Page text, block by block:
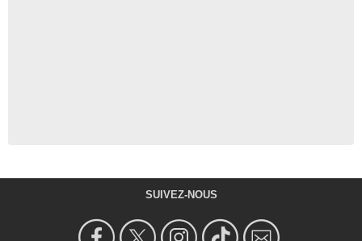
SUIVEZ-NOUS